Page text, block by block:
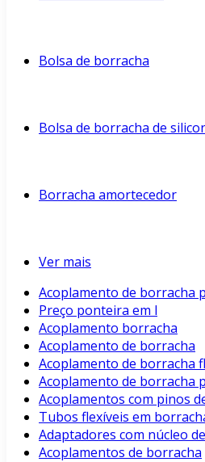
Bolsa de borracha
Bolsa de borracha de
Borracha amortecedor
Ver mais
Acoplamento de borracha
Preço ponteira em l
Acoplamento borracha
Acoplamento de borracha
Acoplamento de borracha
Acoplamento de borracha
Acoplamentos com pinos
Tubos flexíveis em
Adaptadores com núcleo
Acoplamentos de borracha